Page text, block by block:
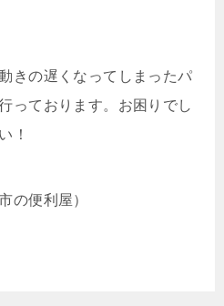
きの遅くなってしまったパ
っております。お困りでし
！
の便利屋）